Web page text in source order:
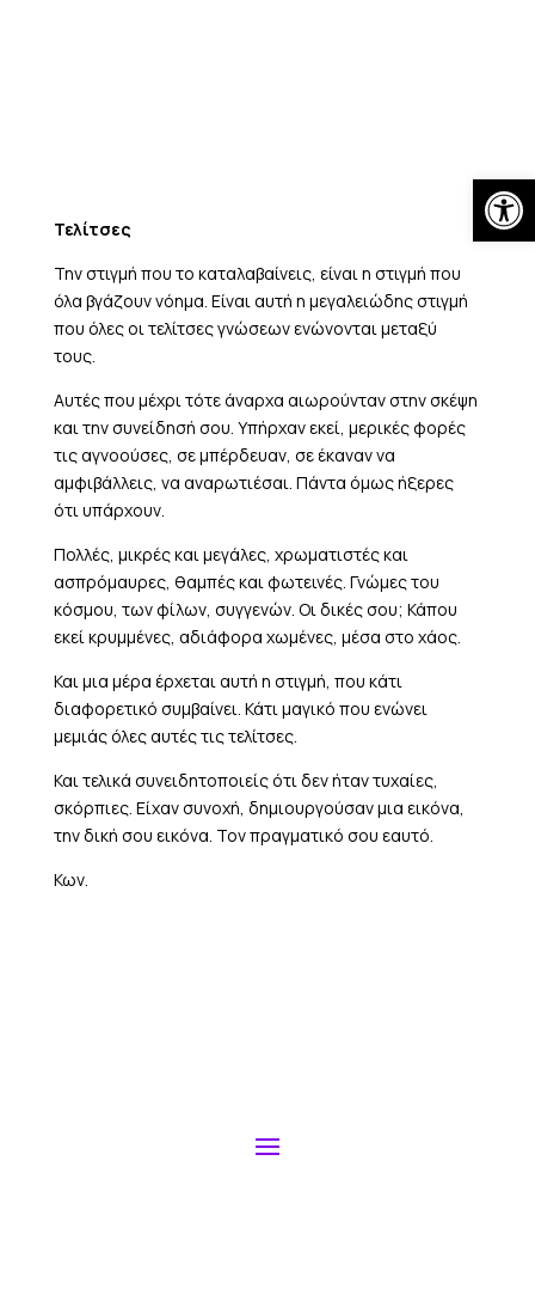
Τελίτσες
Την στιγμή που το καταλαβαίνεις, είναι η στιγμή που
όλα βγάζουν νόημα. Είναι αυτή η μεγαλειώδης στιγμή
που όλες οι τελίτσες γνώσεων ενώνονται μεταξύ
τους.
Αυτές που μέχρι τότε άναρχα αιωρούνταν στην σκέψη
και την συνείδησή σου. Υπήρχαν εκεί, μερικές φορές
τις αγνοούσες, σε μπέρδευαν, σε έκαναν να
αμφιβάλλεις, να αναρωτιέσαι. Πάντα όμως ήξερες
ότι υπάρχουν.
Πολλές, μικρές και μεγάλες, χρωματιστές και
ασπρόμαυρες, θαμπές και φωτεινές. Γνώμες του
κόσμου, των φίλων, συγγενών. Οι δικές σου; Κάπου
εκεί κρυμμένες, αδιάφορα χωμένες, μέσα στο χάος.
Και μια μέρα έρχεται αυτή η στιγμή, που κάτι
διαφορετικό συμβαίνει. Κάτι μαγικό που ενώνει
μεμιάς όλες αυτές τις τελίτσες.
Και τελικά συνειδητοποιείς ότι δεν ήταν τυχαίες,
σκόρπιες. Είχαν συνοχή, δημιουργούσαν μια εικόνα,
την δική σου εικόνα. Τον πραγματικό σου εαυτό.
Κων.